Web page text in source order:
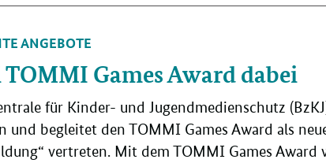
ANGEBOTE
TOMMI Games Award dabei
für Kinder- und Jugendmedienschutz
und begleitet den TOMMI Games Award als
vertreten. Mit dem TOMMI Games Award